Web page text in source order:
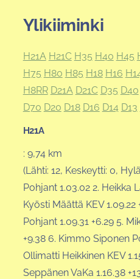
Ylikiiminki
H21A H21C H35 H40 H45
H75 H80 H85 H18 H16
H8RR D21A D21C D35 D40
D70 D20 D18 D16 D14 D13
H21A
: 9,74 km
(Lähti: 12, Keskeytti: 0,
Pohjant 1.03.02 2. Heikka
Kyösti Määttä KEV
Pohjant 1.09.31 +6.29 5.
+9.38 6. Kimmo Siponen
Ollimatti Heikkinen KEV
Seppänen VaKa 1.16.38